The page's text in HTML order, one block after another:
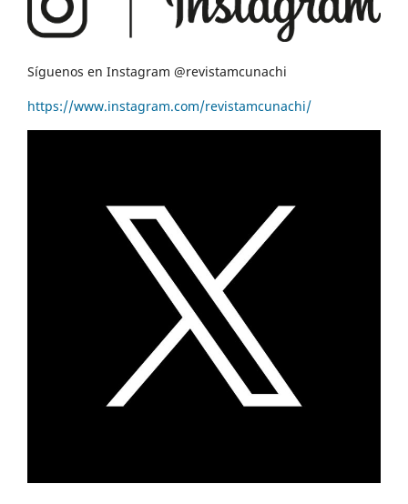
Síguenos en Instagram @revistamcunachi
https://www.instagram.com/revistamcunachi/